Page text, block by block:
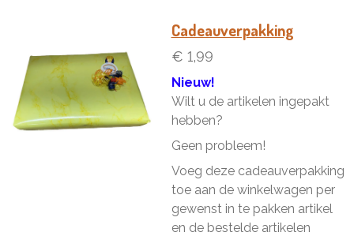
e
Cadeauverpakking
€ 1,99
Nieuw!
Wilt u de artikelen ingepakt
hebben?
Geen probleem!
Voeg deze cadeauverpakking
toe aan de winkelwagen per
gewenst in te pakken artikel
en de bestelde artikelen